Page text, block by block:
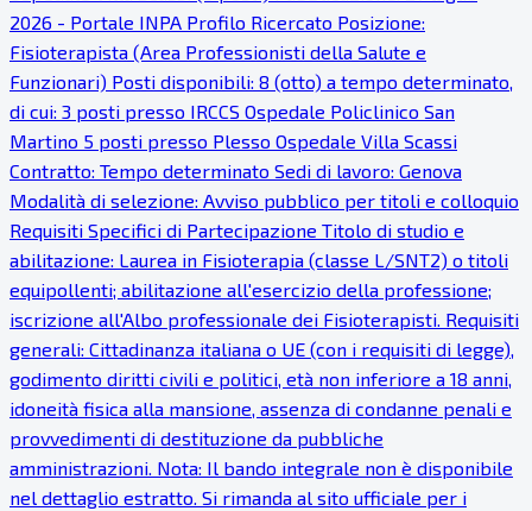
2026 - Portale INPA Profilo Ricercato Posizione:
Fisioterapista (Area Professionisti della Salute e
Funzionari) Posti disponibili: 8 (otto) a tempo determinato,
di cui: 3 posti presso IRCCS Ospedale Policlinico San
Martino 5 posti presso Plesso Ospedale Villa Scassi
Contratto: Tempo determinato Sedi di lavoro: Genova
Modalità di selezione: Avviso pubblico per titoli e colloquio
Requisiti Specifici di Partecipazione Titolo di studio e
abilitazione: Laurea in Fisioterapia (classe L/SNT2) o titoli
equipollenti; abilitazione all'esercizio della professione;
iscrizione all'Albo professionale dei Fisioterapisti. Requisiti
generali: Cittadinanza italiana o UE (con i requisiti di legge),
godimento diritti civili e politici, età non inferiore a 18 anni,
idoneità fisica alla mansione, assenza di condanne penali e
provvedimenti di destituzione da pubbliche
amministrazioni. Nota: Il bando integrale non è disponibile
nel dettaglio estratto. Si rimanda al sito ufficiale per i